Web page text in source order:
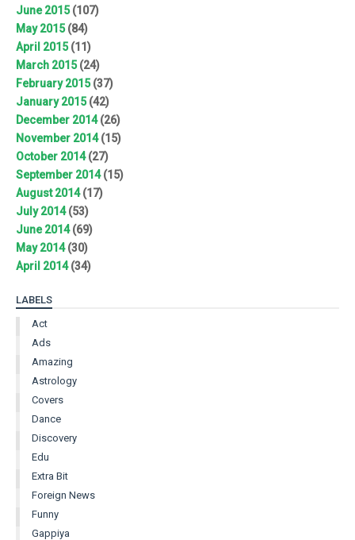
June 2015(107)
May 2015(84)
April 2015(11)
March 2015(24)
February 2015(37)
January 2015(42)
December 2014(26)
November 2014(15)
October 2014(27)
September 2014(15)
August 2014(17)
July 2014(53)
June 2014(69)
May 2014(30)
April 2014(34)
LABELS
Act
Ads
Amazing
Astrology
Covers
Dance
Discovery
Edu
Extra Bit
Foreign News
Funny
Gappiya